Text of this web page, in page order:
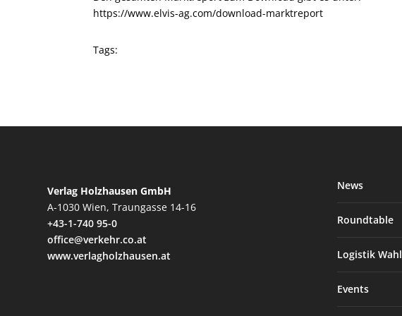
https://www.elvis-ag.com/download-marktreport
Tags:
Verlag Holzhausen GmbH
A-1030 Wien, Traungasse 14-16
+43-1-740 95-0
office@verkehr.co.at
www.verlagholzhausen.at
News
Roundtable
Logistik Wahl
Events